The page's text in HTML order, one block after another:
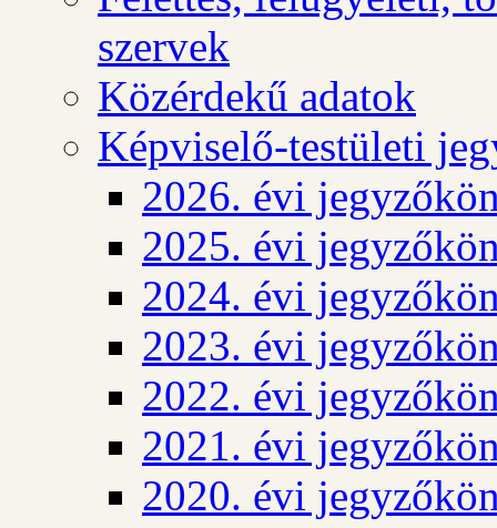
szervek
Közérdekű adatok
Képviselő-testületi
2026. évi
2025. évi
2024. évi
2023. évi
2022. évi
2021. évi
2020. évi